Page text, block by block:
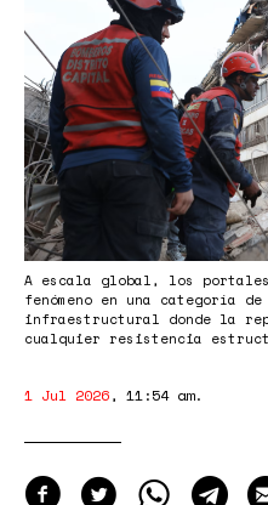
A escala global, los
fenómeno en una categoría
infraestructural donde la
cualquier resistencia
1 Jul 2026, 11:54 am.